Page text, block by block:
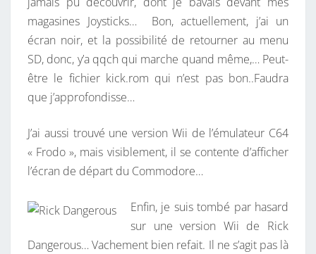
magasines Joysticks… Bon, actuellement, j’ai un
écran noir, et la possibilité de retourner au menu
SD, donc, y’a qqch qui marche quand même,… Peut-
être le fichier kick.rom qui n’est pas bon..Faudra
que j’approfondisse…
J’ai aussi trouvé une version Wii de l’émulateur C64
« Frodo », mais visiblement, il se contente d’afficher
l’écran de départ du Commodore…
Enfin, je suis tombé par hasard
sur une version Wii de Rick
Dangerous… Vachement bien refait. Il ne s’agit pas là